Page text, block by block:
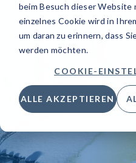
beim Besuch dieser Website
einzelnes Cookie wird in
um daran zu erinnern, dass
werden möchten.
COOKIE-
ALLE AKZEPTIEREN